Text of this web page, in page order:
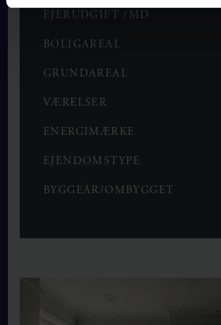
EJERUDGIFT /MD
BOLIGAREAL
GRUNDAREAL
VÆRELSER
ENERGIMÆRKE
EJENDOMSTYPE
BYGGEÅR/OMBYGGET